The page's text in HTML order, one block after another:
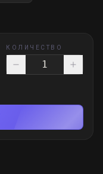
КОЛИЧЕСТВО